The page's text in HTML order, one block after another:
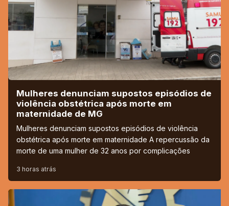
Mulheres denunciam supostos episódios de
violência obstétrica após morte em
maternidade de MG
Mulheres denunciam supostos episódios de violência
obstétrica após morte em maternidade A repercussão da
morte de uma mulher de 32 anos por complicações
3 horas atrás